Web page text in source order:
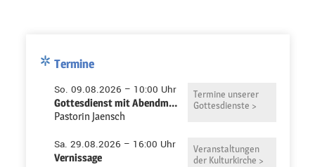
Termine
So. 09.08.2026 – 10:00 Uhr
Gottesdienst mit Abendmahl in der Pauluskirche
Pastorin Jaensch
Termine unserer
Gottesdienste >
Sa. 29.08.2026 – 16:00 Uhr
Vernissage
Veranstaltungen
der Kulturkirche >